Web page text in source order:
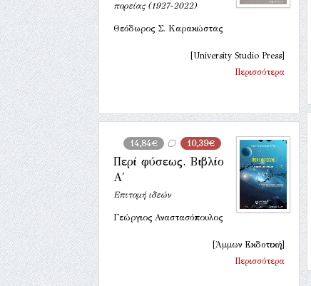
πορείας (1927-2022)
Θεόδωρος Σ. Καρακώστας
[University Studio Press]
Περισσότερα
14,84€ 10,39€
Περί φύσεως. Βιβλίο
Α΄
Επιτομή ιδεών
Γεώργιος Αναστασόπουλος
[Άμμων Εκδοτική]
Περισσότερα